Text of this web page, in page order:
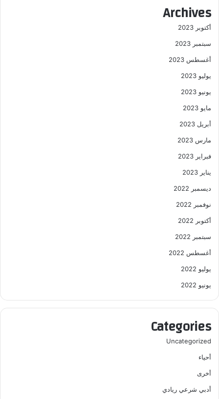
Archives
أكتوبر 2023
سبتمبر 2023
أغسطس 2023
يوليو 2023
يونيو 2023
مايو 2023
أبريل 2023
مارس 2023
فبراير 2023
يناير 2023
ديسمبر 2022
نوفمبر 2022
أكتوبر 2022
سبتمبر 2022
أغسطس 2022
يوليو 2022
يونيو 2022
Categories
Uncategorized
أحياء
أخرى
أدبي شرعي ريادي